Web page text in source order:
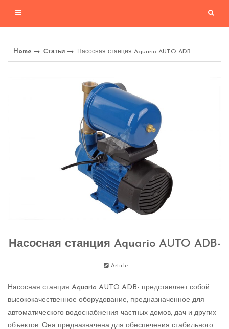
Home Статьи Насосная станция Aquario AUTO ADB-
Насосная станция Aquario AUTO ADB-
Article
Насосная станция Aquario AUTO ADB- представляет собой
высококачественное оборудование, предназначенное для
автоматического водоснабжения частных домов, дач и других
объектов. Она предназначена для обеспечения стабильного